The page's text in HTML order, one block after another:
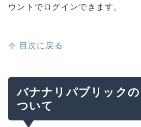
ウントでログインできます。
目次に戻る
バナナリパブリック
ついて